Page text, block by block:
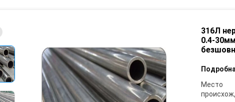
316Л
0.4-
Место